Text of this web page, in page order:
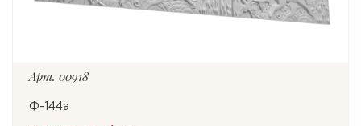
Арт. 00918
Ф-144а